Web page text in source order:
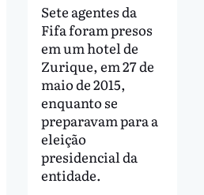
Sete agentes da
Fifa foram presos
em um hotel de
Zurique, em 27 de
maio de 2015,
enquanto se
preparavam para a
eleição
presidencial da
entidade.